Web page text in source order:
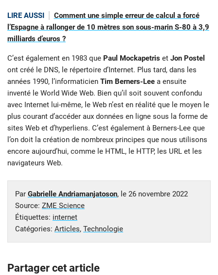
LIRE AUSSI
Comment une simple erreur de calcul a forcé
l’Espagne à rallonger de 10 mètres son sous-marin S-80 à 3,9
milliards d’euros ?
C’est également en 1983 que Paul Mockapetris et Jon Postel
ont créé le DNS, le répertoire d’Internet. Plus tard, dans les
années 1990, l’informaticien Tim Berners-Lee a ensuite
inventé le World Wide Web. Bien qu’il soit souvent confondu
avec Internet lui-même, le Web n’est en réalité que le moyen le
plus courant d’accéder aux données en ligne sous la forme de
sites Web et d’hyperliens. C’est également à Berners-Lee que
l’on doit la création de nombreux principes que nous utilisons
encore aujourd’hui, comme le HTML, le HTTP, les URL et les
navigateurs Web.
Par Gabrielle Andriamanjatoson, le 26 novembre 2022
Source: ZME Science
Étiquettes: internet
Catégories: Articles, Technologie
Partager cet article